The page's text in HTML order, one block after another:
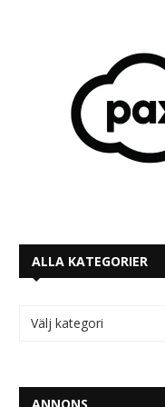
ALLA KATEGORIER